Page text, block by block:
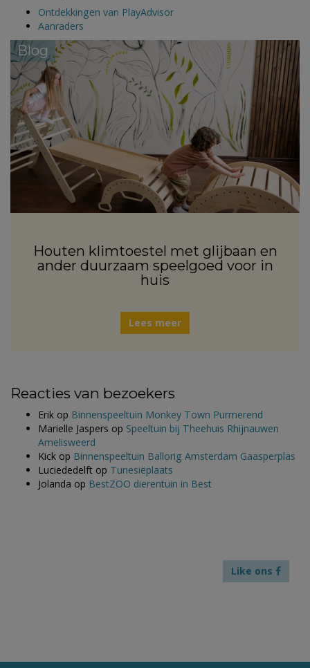
Ontdekkingen van PlayAdvisor
Aanraders
Blog
Houten klimtoestel met glijbaan en
ander duurzaam speelgoed voor in
huis
Lees meer
Reacties van bezoekers
Erik op Binnenspeeltuin Monkey Town Purmerend
Marielle Jaspers op Speeltuin bij Theehuis Rhijnauwen
Amelisweerd
Kick op Binnenspeeltuin Ballorig Amsterdam Gaasperplas
Luciededelft op Tunesiëplaats
Jolanda op BestZOO dierentuin in Best
Like ons